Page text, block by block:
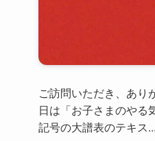
ご訪問いただき、あり
日は「お子さまのや
記号の大譜表のテキス...